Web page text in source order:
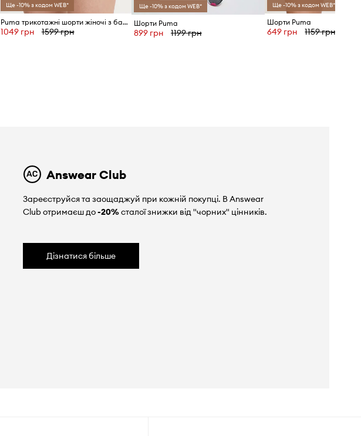
Ще -10% з кодом WEB*
Puma трикотажні шорти жіночі з бавовною Essential graphic animal
1049 грн 1599 грн
Ще -10% з кодом WEB*
Шорти Puma
899 грн 1199 грн
Ще -10% з кодом WEB*
Шорти Puma
649 грн 1159 грн
Answear Club
Зареєструйся та заощаджуй при кожній покупці. В Answear
Club отримаєш до-20%сталої знижки від "чорних" цінників.
Дізнатися більше